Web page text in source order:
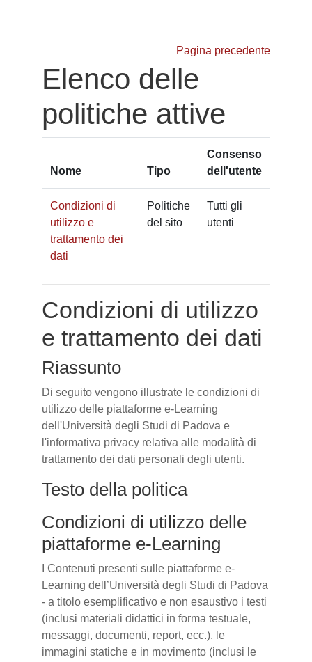
Pagina precedente
Elenco delle
politiche attive
Nome Tipo
Consenso
dell'utente
Condizioni di
utilizzo e
trattamento dei
dati
Politiche
del sito
Tutti gli
utenti
Condizioni di utilizzo
e trattamento dei dati
Riassunto
Di seguito vengono illustrate le condizioni di
utilizzo delle piattaforme e-Learning
dell'Università degli Studi di Padova e
l'informativa privacy relativa alle modalità di
trattamento dei dati personali degli utenti.
Testo della politica
Condizioni di utilizzo delle
piattaforme e-Learning
I Contenuti presenti sulle piattaforme e-
Learning dell’Università degli Studi di Padova
- a titolo esemplificativo e non esaustivo i testi
(inclusi materiali didattici in forma testuale,
messaggi, documenti, report, ecc.), le
immagini statiche e in movimento (inclusi le